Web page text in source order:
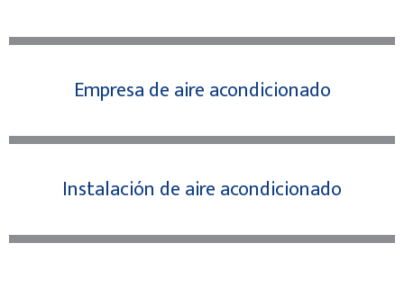
Empresa de aire acondicionado
Instalación de aire acondicionado